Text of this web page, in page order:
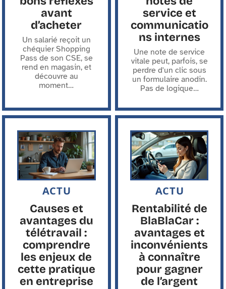
avant
d’acheter
Un salarié reçoit un
chéquier Shopping
Pass de son CSE, se
rend en magasin, et
découvre au
moment…
service et
communicatio
ns internes
Une note de service
vitale peut, parfois, se
perdre d'un clic sous
un formulaire anodin.
Pas de logique…
ACTU
Causes et
avantages du
télétravail :
comprendre
les enjeux de
cette pratique
en entreprise
ACTU
Rentabilité de
BlaBlaCar :
avantages et
inconvénients
à connaître
pour gagner
de l’argent